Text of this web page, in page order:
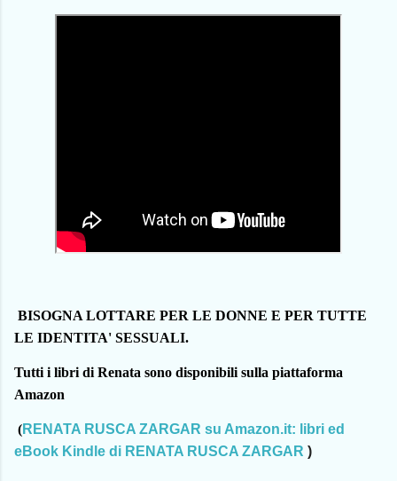
BISOGNA LOTTARE PER LE DONNE E PER TUTTE
LE IDENTITA' SESSUALI.
Tutti i libri di Renata sono disponibili sulla piattaforma
Amazon
(RENATA RUSCA ZARGAR su Amazon.it: libri ed
eBook Kindle di RENATA RUSCA ZARGAR )